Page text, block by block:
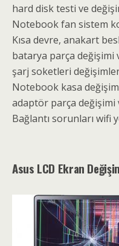
hard disk testi ve
Notebook fan sistem
Kısa devre, anakart
batarya parça değişimi
şarj soketleri
Notebook kasa
adaptör parça değişimi
Bağlantı sorunları wifi
Asus LCD Ekran